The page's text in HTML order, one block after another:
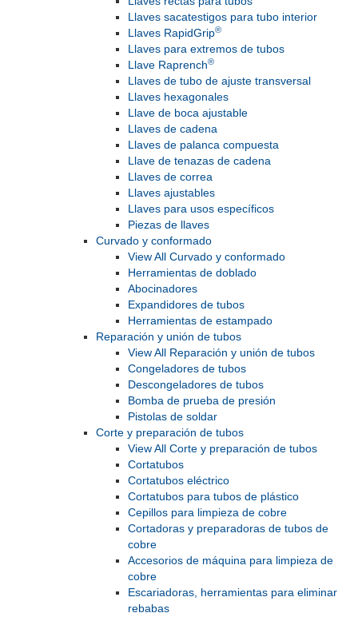
Llaves sacatestigos para tubo interior
Llaves RapidGrip®
Llaves para extremos de tubos
Llave Raprench®
Llaves de tubo de ajuste transversal
Llaves hexagonales
Llave de boca ajustable
Llaves de cadena
Llaves de palanca compuesta
Llave de tenazas de cadena
Llaves de correa
Llaves ajustables
Llaves para usos específicos
Piezas de llaves
Curvado y conformado
View All Curvado y conformado
Herramientas de doblado
Abocinadores
Expandidores de tubos
Herramientas de estampado
Reparación y unión de tubos
View All Reparación y unión de tubos
Congeladores de tubos
Descongeladores de tubos
Bomba de prueba de presión
Pistolas de soldar
Corte y preparación de tubos
View All Corte y preparación de tubos
Cortatubos
Cortatubos eléctrico
Cortatubos para tubos de plástico
Cepillos para limpieza de cobre
Cortadoras y preparadoras de tubos de
cobre
Accesorios de máquina para limpieza de
cobre
Escariadoras, herramientas para eliminar
rebabas